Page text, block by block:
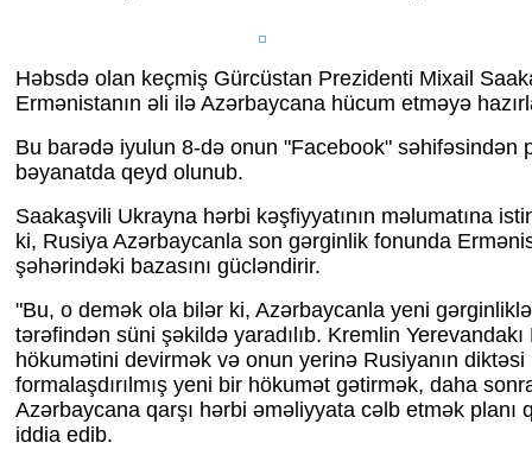
Həbsdə olan keçmiş Gürcüstan Prezidenti Mixail
Ermənistanın əli ilə Azərbaycana hücum etməyə
Bu barədə iyulun 8-də onun "Facebook" səhifəsindən
bəyanatda qeyd olunub.
Saakaşvili Ukrayna hərbi kəşfiyyatının məlumatına
ki, Rusiya Azərbaycanla son gərginlik fonunda
şəhərindəki bazasını gücləndirir.
"Bu, o demək ola bilər ki, Azərbaycanla yeni
tərəfindən süni şəkildə yaradılıb. Kremlin
hökumətini devirmək və onun yerinə Rusiyanın diktəsi
formalaşdırılmış yeni bir hökumət gətirmək, daha
Azərbaycana qarşı hərbi əməliyyata cəlb etmək planı
iddia edib.